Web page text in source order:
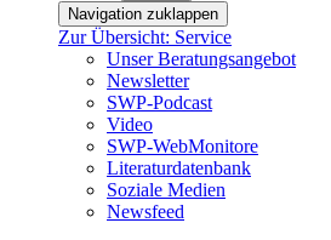
Navigation zuklappen
Zur Übersicht: Service
Unser Beratungsangebot
Newsletter
SWP-Podcast
Video
SWP-WebMonitore
Literaturdatenbank
Soziale Medien
Newsfeed